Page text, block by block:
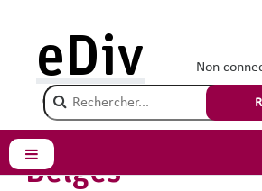
Non
Champ de recherche
eDiv
Panneau latéral
Vous êtes ici :
Le poste de
exclusivement
Belges